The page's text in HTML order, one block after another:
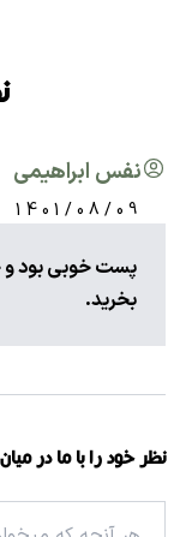
نفس ابراهیمی
1401/08/09
پست خوبی بود و
بخرید.
نظر خود را با ما در